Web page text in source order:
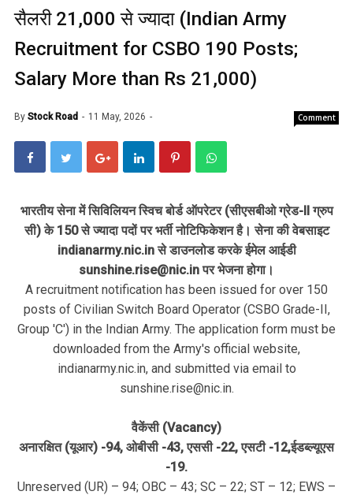
सैलरी 21,000 से ज्यादा (Indian Army
Recruitment for CSBO 190 Posts;
Salary More than Rs 21,000)
By Stock Road 11 May, 2026 Comment
भारतीय सेना में सिविलियन स्विच बोर्ड ऑपरेटर (सीएसबीओ ग्रेड-II ग्रुप
सी) के 150 से ज्यादा पदों पर भर्ती नोटिफिकेशन है। सेना की वेबसाइट
indianarmy.nic.in से डाउनलोड करके ईमेल आईडी
sunshine.rise@nic.in पर भेजना होगा।
A recruitment notification has been issued for over 150
posts of Civilian Switch Board Operator (CSBO Grade-II,
Group 'C') in the Indian Army. The application form must be
downloaded from the Army's official website,
indianarmy.nic.in, and submitted via email to
sunshine.rise@nic.in.
वैकेंसी (Vacancy)
अनारक्षित (यूआर) -94, ओबीसी -43, एससी -22, एसटी -12,ईडब्ल्यूएस
-19.
Unreserved (UR) – 94; OBC – 43; SC – 22; ST – 12; EWS –